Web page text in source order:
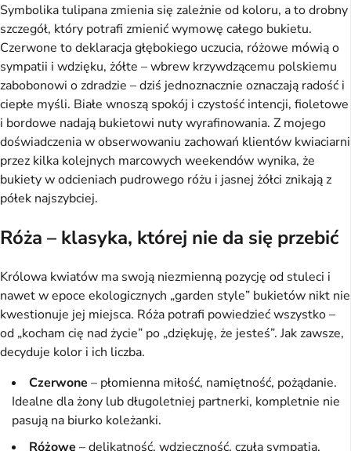
Symbolika tulipana zmienia się zależnie od koloru, a to drobny
szczegół, który potrafi zmienić wymowę całego bukietu.
Czerwone to deklaracja głębokiego uczucia, różowe mówią o
sympatii i wdzięku, żółte – wbrew krzywdzącemu polskiemu
zabobonowi o zdradzie – dziś jednoznacznie oznaczają radość i
ciepłe myśli. Białe wnoszą spokój i czystość intencji, fioletowe
i bordowe nadają bukietowi nuty wyrafinowania. Z mojego
doświadczenia w obserwowaniu zachowań klientów kwiaciarni
przez kilka kolejnych marcowych weekendów wynika, że
bukiety w odcieniach pudrowego różu i jasnej żółci znikają z
półek najszybciej.
Róża – klasyka, której nie da się przebić
Królowa kwiatów ma swoją niezmienną pozycję od stuleci i
nawet w epoce ekologicznych „garden style” bukietów nikt nie
kwestionuje jej miejsca. Róża potrafi powiedzieć wszystko –
od „kocham cię nad życie” po „dziękuję, że jesteś”. Jak zawsze,
decyduje kolor i ich liczba.
Czerwone – płomienna miłość, namiętność, pożądanie.
Idealne dla żony lub długoletniej partnerki, kompletnie nie
pasują na biurko koleżanki.
Różowe – delikatność, wdzięczność, czuła sympatia.